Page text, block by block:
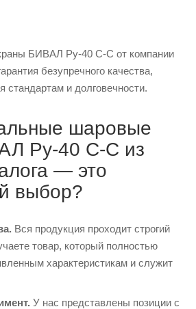
БИВАЛ Ру-40 С-С от компании
безупречного качества,
стандартам и долговечности.
шаровые
Ру-40 С-С из
— это
выбор?
Вся продукция проходит строгий
товар, который полностью
характеристикам и служит
У нас представлены позиции с